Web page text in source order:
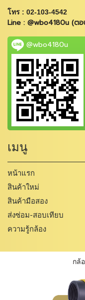
โทร : 02-103-4542
Line : @wbo4180u (
@wbo4180u
เมนู
หน้าแรก
สินค้าใหม่
สินค้ามือสอง
ส่งซ่อม-สอบเทียบ
ความรู้กล้อง
กล้